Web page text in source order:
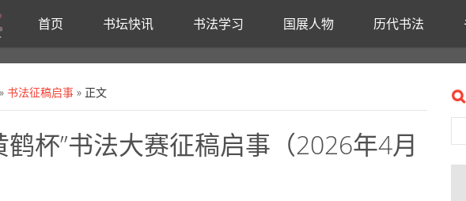
首页 书坛快讯 书法学习 国展人物 历代书法
» 书法征稿启事 » 正文
鹤杯”书法大赛征稿启事（2026年4月